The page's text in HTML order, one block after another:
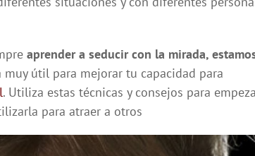
aprender a seducir con la mirada,
muy útil para mejorar tu capacidad para
. Utiliza estas técnicas y consejos para
para atraer a otros